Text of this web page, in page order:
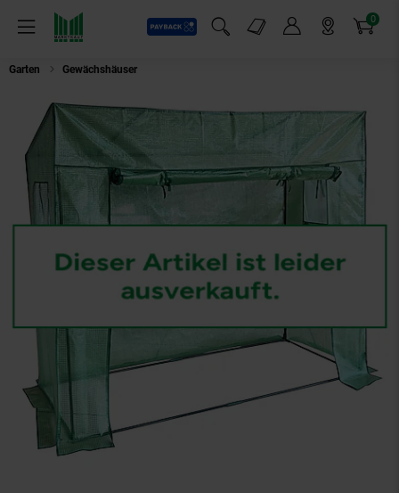
Menü
Payback
Suchfeld einblenden
Markt-Angebote 0
Artikel
Garten Gewächshäuser